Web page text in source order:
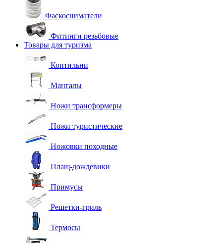
Фаскосниматели
Фитинги резьбовые
Товары для туризма
Коптильни
Мангалы
Ножи трансформеры
Ножи туристические
Ножовки походные
Плащ-дождевики
Примусы
Решетки-гриль
Термосы